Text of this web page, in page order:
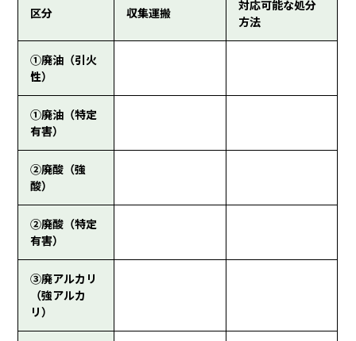
区分 収集運搬
対応可能な処分
方法
①廃油（引火
性）
①廃油（特定
有害）
②廃酸（強
酸）
②廃酸（特定
有害）
③廃アルカリ
（強アルカ
リ）